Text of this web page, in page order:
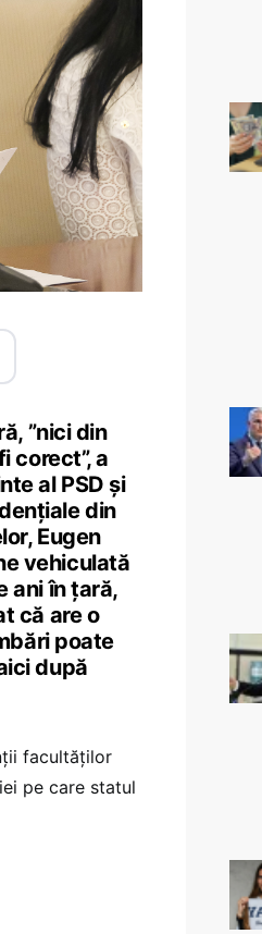
”nici din
corect”, a
al PSD și
din
Eugen
vehiculată
ani în țară,
că are o
poate
după
facultăților
pe care statul